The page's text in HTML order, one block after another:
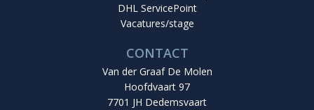
DHL ServicePoint
Vacatures/stage
CONTACT
Van der Graaf De Molen
Hoofdvaart 97
7701 JH Dedemsvaart